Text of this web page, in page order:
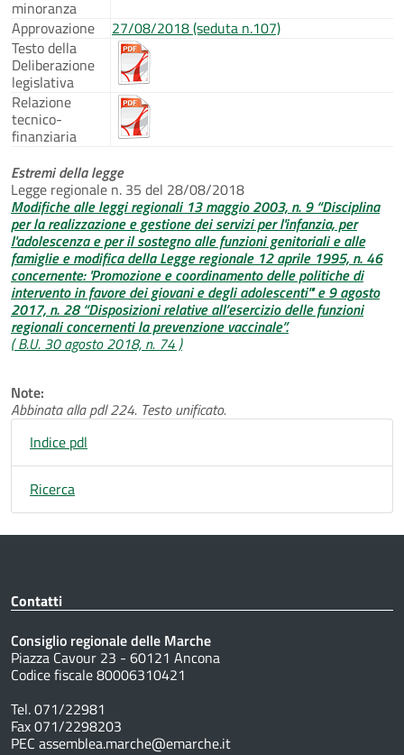
minoranza
Approvazione
27/08/2018 (seduta n.107)
Testo della
Deliberazione
legislativa
Relazione
tecnico-
finanziaria
Estremi della legge
Legge regionale n. 35 del 28/08/2018
Modifiche alle leggi regionali 13 maggio 2003, n. 9 “Disciplina
per la realizzazione e gestione dei servizi per l'infanzia, per
l'adolescenza e per il sostegno alle funzioni genitoriali e alle
famiglie e modifica della Legge regionale 12 aprile 1995, n. 46
concernente: 'Promozione e coordinamento delle politiche di
intervento in favore dei giovani e degli adolescenti'" e 9 agosto
2017, n. 28 “Disposizioni relative all’esercizio delle funzioni
regionali concernenti la prevenzione vaccinale”.
( B.U. 30 agosto 2018, n. 74 )
Note:
Abbinata alla pdl 224. Testo unificato.
Indice pdl
Ricerca
Contatti
Consiglio regionale delle Marche
Piazza Cavour 23 - 60121 Ancona
Codice fiscale 80006310421
Tel. 071/22981
Fax 071/2298203
PEC assemblea.marche@emarche.it